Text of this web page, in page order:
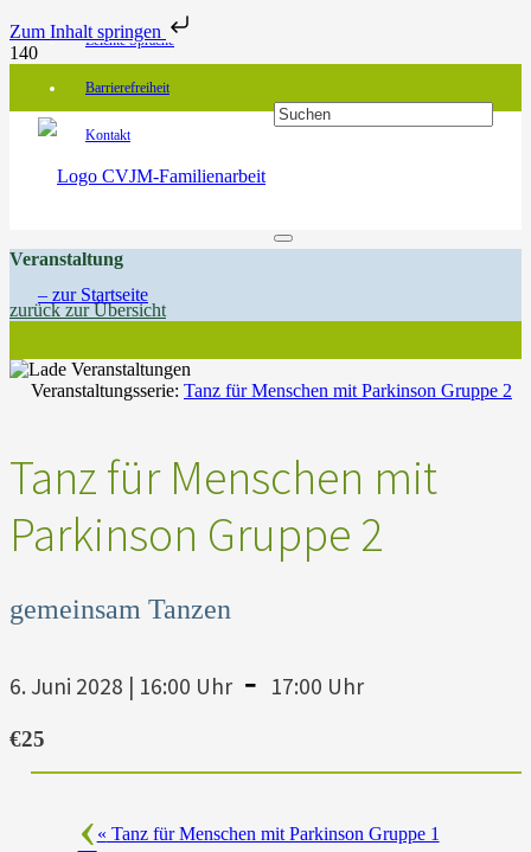
Zum Inhalt springen
Leichte Sprache
Barrierefreiheit
Kontakt
Veranstaltung
zurück zur Übersicht
Veranstaltungsserie: Tanz für Menschen mit Parkinson Gruppe 2
Tanz für Menschen mit
Parkinson Gruppe 2
gemeinsam Tanzen
6. Juni 2028 | 16:00 Uhr - 17:00 Uhr
€25
« Tanz für Menschen mit Parkinson Gruppe 1